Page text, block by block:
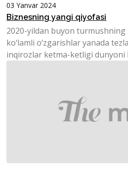
03 Yanvar 2024
Biznesning yangi qiyofasi
2020-yildan buyon
ko‘lamli o‘zgarishlar yanada
inqirozlar ketma-ketligi dunyoni